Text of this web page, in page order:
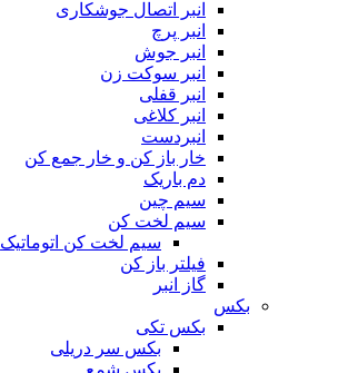
انبر اتصال جوشکاری
انبر پرچ
انبر جوش
انبر سوکت زن
انبر قفلی
انبر کلاغی
انبردست
خار باز کن و خار جمع کن
دم باریک
سیم چین
سیم لخت کن
سیم لخت کن اتوماتیک
فیلتر باز کن
گاز انبر
بکس
بکس تکی
بکس سر دریلی
بکس شمع